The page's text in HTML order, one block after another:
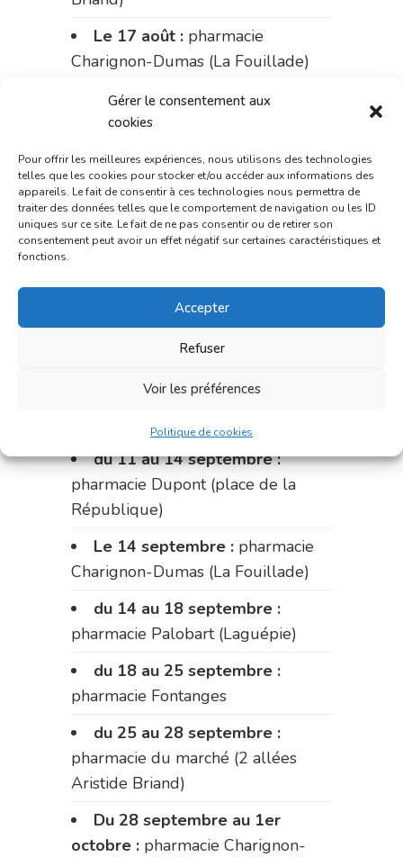
Gérer le consentement aux
cookies
Pour offrir les meilleures expériences, nous utilisons des technologies
telles que les cookies pour stocker et/ou accéder aux informations des
appareils. Le fait de consentir à ces technologies nous permettra de
traiter des données telles que le comportement de navigation ou les ID
uniques sur ce site. Le fait de ne pas consentir ou de retirer son
consentement peut avoir un effet négatif sur certaines caractéristiques et
fonctions.
Accepter
Refuser
Voir les préférences
Politique de cookies
Le 17 août : pharmacie
Charignon-Dumas (La Fouillade)
du 17 au 21 août :pharmacie
Palobart (Laguépie)
du 21 au 28 août :pharmacie
Dupont (place de la République)
du 28 au 31 août :pharmacie
Bonnemaire (rue Saint-Jacques)
Du 31 août au 4 septembre :
pharmacie Charignon-Dumas (La
Fouillade)
pharmacie Carnus (rue Marcellin-
du 11 au 14 septembre :
pharmacie Dupont (place de la
République)
Le 14 septembre : pharmacie
Charignon-Dumas (La Fouillade)
du 14 au 18 septembre :
pharmacie Palobart (Laguépie)
du 18 au 25 septembre :
pharmacie Fontanges
du 25 au 28 septembre :
pharmacie du marché (2 allées
Aristide Briand)
Du 28 septembre au 1er
octobre : pharmacie Charignon-